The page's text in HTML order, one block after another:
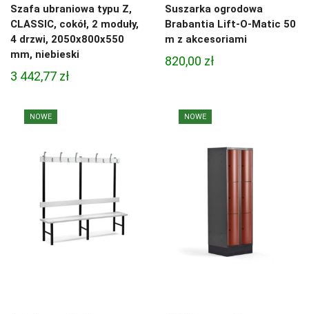
Szafa ubraniowa typu Z,
CLASSIC, cokół, 2 moduły,
4 drzwi, 2050x800x550
mm, niebieski
3 442,77 zł
Suszarka ogrodowa
Brabantia Lift-O-Matic 50
m z akcesoriami
820,00 zł
NOWE NOWE